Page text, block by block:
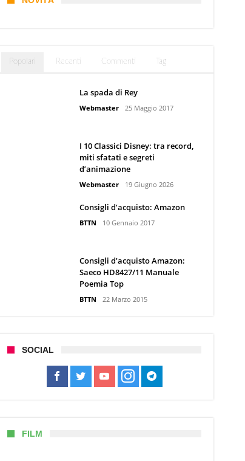
Popolari Recenti Commenti Tag
La spada di Rey
Webmaster 25 Maggio 2017
I 10 Classici Disney: tra record,
miti sfatati e segreti
d’animazione
Webmaster 19 Giugno 2026
Consigli d’acquisto: Amazon
BTTN 10 Gennaio 2017
Consigli d’acquisto Amazon:
Saeco HD8427/11 Manuale
Poemia Top
BTTN 22 Marzo 2015
SOCIAL
FILM